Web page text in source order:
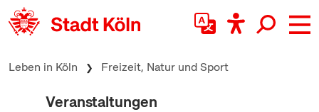
zum Inhalt springen
Leben in Köln Freizeit, Natur und Sport
Veranstaltungen